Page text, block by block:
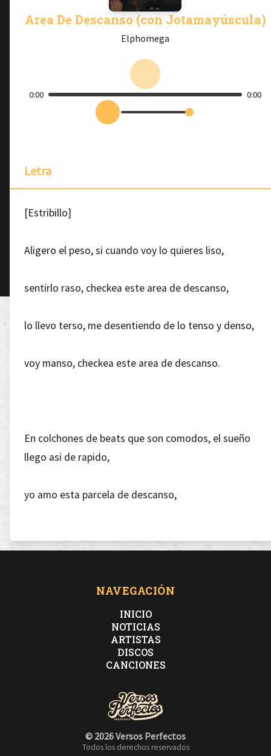
Area De Descanso (con Jotamayúscula)
Elphomega
0:00 0:00
Letra
[Estribillo]
Aligero el peso, si cuando voy lo quieres liso,
sentirlo raso, checkea este area de descanso,
lo llevo terso, me desentiendo de lo tenso y denso,
voy manso, checkea este area de descanso.
En colchones de beats que son comodos, el sueño
llego asi de rapido,
yo amo esta parcela de descanso,
acustico,
entono un paréntesis, sin animo de tesis,
son sensaciones en síntesis,
que se descuelgan asi de simples, imprescindibles
yo tengo el temple, por triple,
NAVEGACIÓN
INICIO
NOTICIAS
ARTISTAS
DISCOS
CANCIONES
© 2026 Versos Perfectos
Todos los derechos reservados